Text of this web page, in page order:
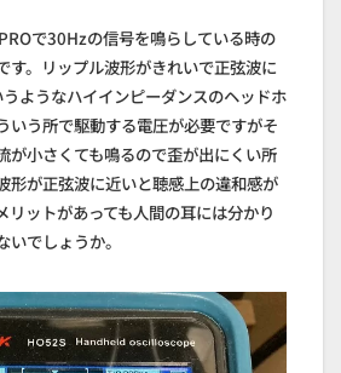
で30Hzの信号を鳴らしている時の
す。リップル波形がきれいで正弦波に
ようなハイインピーダンスのヘッドホ
いう所で駆動する電圧が必要ですがそ
が小さくても鳴るので歪が出にくい所
形が正弦波に近いと聴感上の違和感が
リットがあっても人間の耳には分かり
でしょうか。